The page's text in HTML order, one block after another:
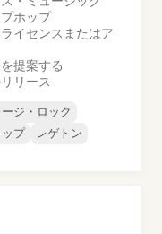
ホップ
イセンスまたはア
提案する
リース
ジ・ロック
プ
レゲトン